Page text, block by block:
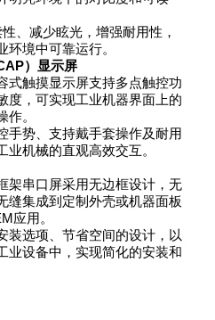
、减少眩光，增强耐用性，
环境中可靠运行。
）显示屏
式触摸显示屏支持多点触控功
度，可实现工业机器界面上的
作。
手势、支持戴手套操作及耐用
业机械的直观高效交互。
架串口屏采用无边框设计，无
缝集成到定制外壳或机器面板
应用。
装选项、节省空间的设计，以
业设备中，实现简化的安装和